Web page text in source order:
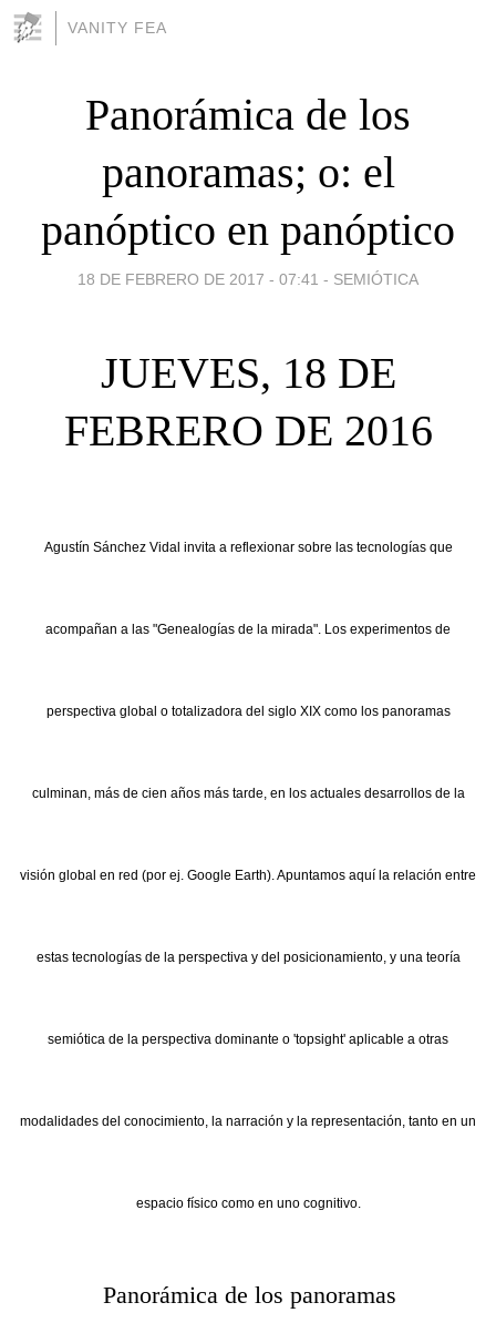
VANITY FEA
Panorámica de los
panoramas; o: el
panóptico en panóptico
18 DE FEBRERO DE 2017 - 07:41 - SEMIÓTICA
JUEVES, 18 DE
FEBRERO DE 2016
Agustín Sánchez Vidal invita a reflexionar sobre las tecnologías que
acompañan a las "Genealogías de la mirada". Los experimentos de
perspectiva global o totalizadora del siglo XIX como los panoramas
culminan, más de cien años más tarde, en los actuales desarrollos de la
visión global en red (por ej. Google Earth). Apuntamos aquí la relación entre
estas tecnologías de la perspectiva y del posicionamiento, y una teoría
semiótica de la perspectiva dominante o 'topsight' aplicable a otras
modalidades del conocimiento, la narración y la representación, tanto en un
espacio físico como en uno cognitivo.
Panorámica de los panoramas